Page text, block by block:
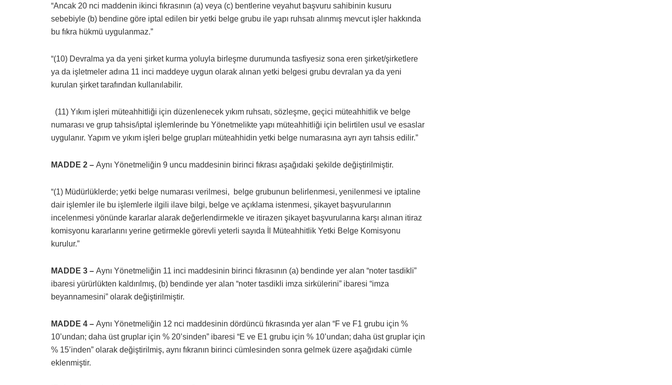
“Ancak 20 nci maddenin ikinci fıkrasının (a) veya (c) bentlerine veyahut başvuru sahibinin kusuru
sebebiyle (b) bendine göre iptal edilen bir yetki belge grubu ile yapı ruhsatı alınmış mevcut işler hakkında
bu fıkra hükmü uygulanmaz.”
“(10) Devralma ya da yeni şirket kurma yoluyla birleşme durumunda tasfiyesiz sona eren şirket/şirketlere
ya da işletmeler adına 11 inci maddeye uygun olarak alınan yetki belgesi grubu devralan ya da yeni
kurulan şirket tarafından kullanılabilir.
(11) Yıkım işleri müteahhitliği için düzenlenecek yıkım ruhsatı, sözleşme, geçici müteahhitlik ve belge
numarası ve grup tahsis/iptal işlemlerinde bu Yönetmelikte yapı müteahhitliği için belirtilen usul ve esaslar
uygulanır. Yapım ve yıkım işleri belge grupları müteahhidin yetki belge numarasına ayrı ayrı tahsis edilir.”
MADDE 2 – Aynı Yönetmeliğin 9 uncu maddesinin birinci fıkrası aşağıdaki şekilde değiştirilmiştir.
“(1) Müdürlüklerde; yetki belge numarası verilmesi, belge grubunun belirlenmesi, yenilenmesi ve iptaline
dair işlemler ile bu işlemlerle ilgili ilave bilgi, belge ve açıklama istenmesi, şikayet başvurularının
incelenmesi yönünde kararlar alarak değerlendirmekle ve itirazen şikayet başvurularına karşı alınan itiraz
komisyonu kararlarını yerine getirmekle görevli yeterli sayıda İl Müteahhitlik Yetki Belge Komisyonu
kurulur.”
MADDE 3 – Aynı Yönetmeliğin 11 inci maddesinin birinci fıkrasının (a) bendinde yer alan “noter tasdikli”
ibaresi yürürlükten kaldırılmış, (b) bendinde yer alan “noter tasdikli imza sirkülerini” ibaresi “imza
beyannamesini” olarak değiştirilmiştir.
MADDE 4 – Aynı Yönetmeliğin 12 nci maddesinin dördüncü fıkrasında yer alan “F ve F1 grubu için %
10’undan; daha üst gruplar için % 20’sinden” ibaresi “E ve E1 grubu için % 10’undan; daha üst gruplar için
% 15’inden” olarak değiştirilmiş, aynı fıkranın birinci cümlesinden sonra gelmek üzere aşağıdaki cümle
eklenmiştir.